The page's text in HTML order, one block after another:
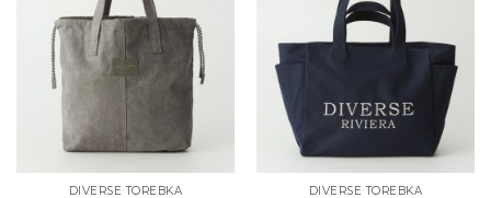
DIVERSE TOREBKA DIVERSE TOREBKA